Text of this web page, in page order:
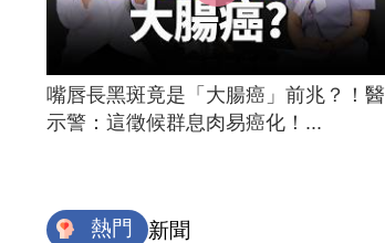
嘴唇長黑斑竟是「大腸癌」前兆？！醫
示警：這徵候群息肉易癌化！...
熱門 新聞